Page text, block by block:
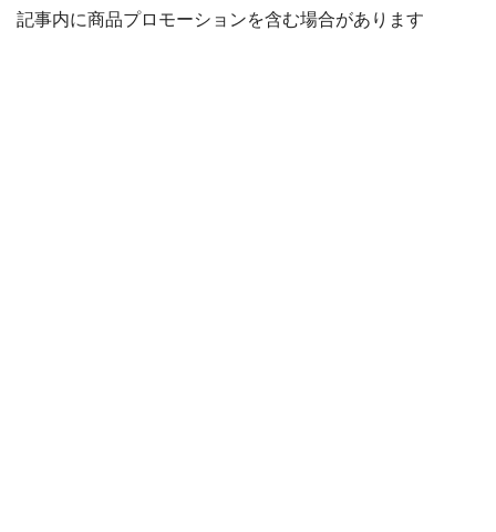
記事内に商品プロモーションを含む場合があります